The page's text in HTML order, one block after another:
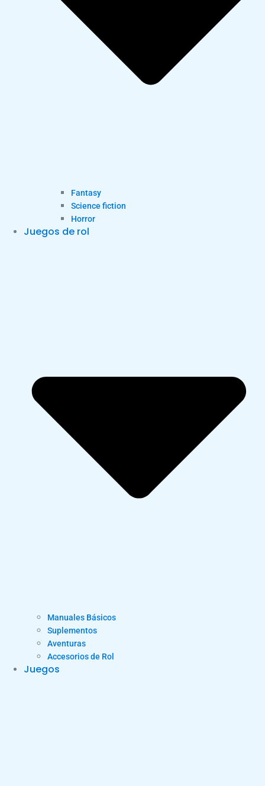
Fantasy
Science fiction
Horror
Juegos de rol
Manuales Básicos
Suplementos
Aventuras
Accesorios de Rol
Juegos